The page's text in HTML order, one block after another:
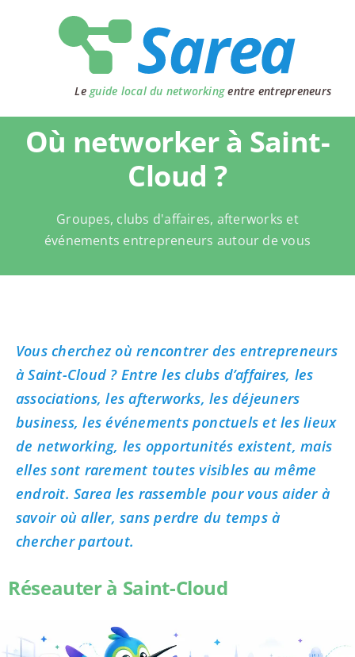
Le guide local du networkingentre entrepreneurs
Où networker à Saint-
Cloud ?
Groupes, clubs d'affaires, afterworks et
événements entrepreneurs autour de vous
Vous cherchez où rencontrer des entrepreneurs
à Saint-Cloud ? Entre les clubs d’affaires, les
associations, les afterworks, les déjeuners
business, les événements ponctuels et les lieux
de networking, les opportunités existent, mais
elles sont rarement toutes visibles au même
endroit. Sarea les rassemble pour vous aider à
savoir où aller, sans perdre du temps à
chercher partout.
Réseauter à Saint-Cloud